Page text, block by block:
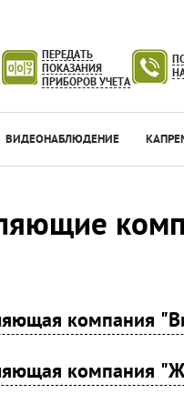
ПЕРЕДАТЬ
ПОКАЗАНИЯ
ПРИБОРОВ УЧЕТА
ВИДЕОНАБЛЮДЕНИЕ
компания
компания